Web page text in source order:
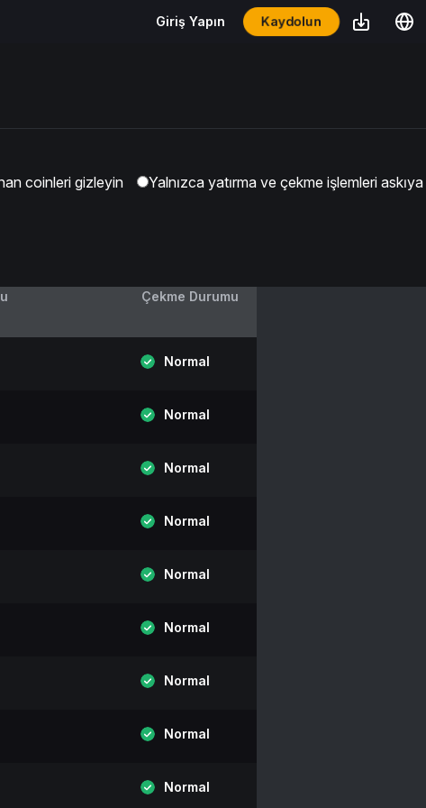
Giriş Yapın Kaydolun
coinleri gizleyin Yalnızca yatırma ve çekme işlemleri
Çekme Durumu
Normal
Normal
Normal
Normal
Normal
Normal
Normal
Normal
Normal